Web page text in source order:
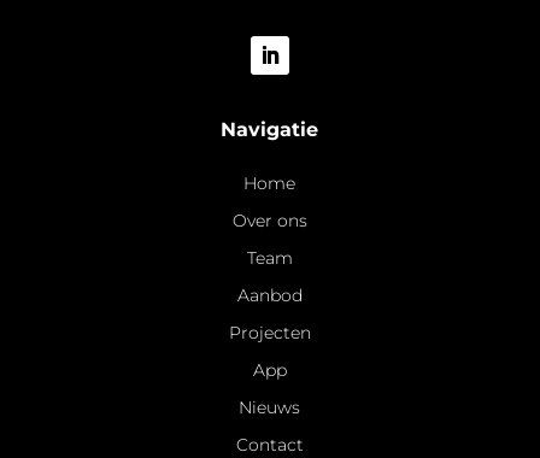
Navigatie
Home
Over ons
Team
Aanbod
Projecten
App
Nieuws
Contact